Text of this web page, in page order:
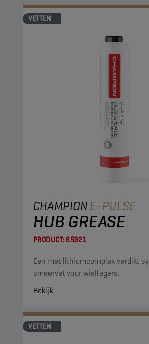
VETTEN
CHAMPIONE-PULSE
HUB GREASE
PRODUCT: 65321
Een met lithiumcomplex verdikt
smeervet voor wiellagers.
Bekijk
VETTEN